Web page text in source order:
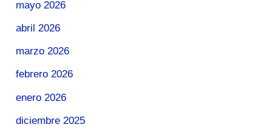
mayo 2026
abril 2026
marzo 2026
febrero 2026
enero 2026
diciembre 2025